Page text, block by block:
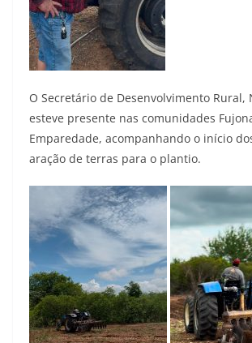
O Secretário de Desenvolvimento Rural,
esteve presente nas comunidades
Emparedade, acompanhando o início
aração de terras para o plantio.